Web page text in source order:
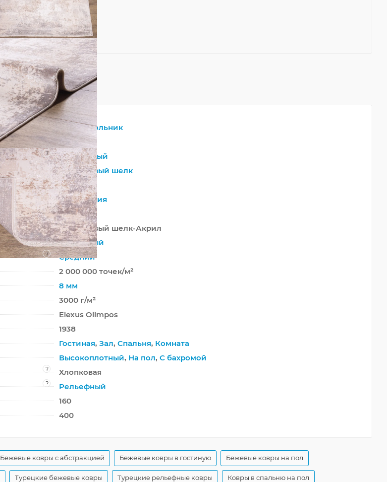
Прямоугольник
Бежевый
?
Смешанный
Бамбуковый шелк
Лофт
Абстракция
Турция
Бамбуковый шелк-Акрил
Машинный
?
Средний
2 000 000 точек/м²
8 мм
3000 г/м²
Elexus Olimpos
1938
Гостиная, Зал, Спальня, Комната
Высокоплотный, На пол, С бахромой
?
Хлопковая
?
Рельефный
160
400
Бежевые ковры с абстракцией Бежевые ковры в гостиную Бежевые ковры на пол
Турецкие бежевые ковры Турецкие рельефные ковры Ковры в спальню на пол